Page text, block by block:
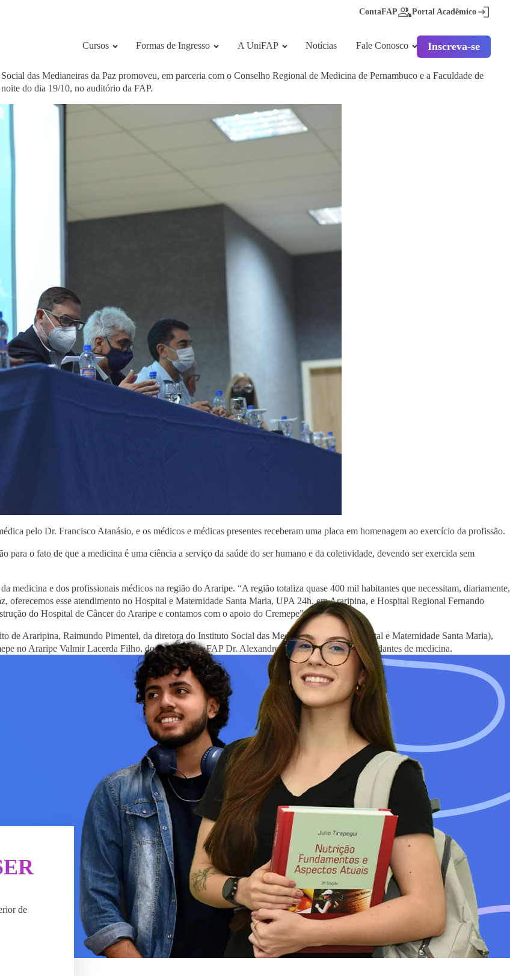
ContaFAP Portal Acadêmico
Cursos Formas de Ingresso A UniFAP Notícias Fale Conosco Inscreva-se
das Medianeiras da Paz promoveu, em parceria com o Conselho Regional de Medicina de Pernambuco e a Faculdade de
do dia 19/10, no auditório da FAP.
pelo Dr. Francisco Atanásio, e os médicos e médicas presentes receberam uma placa em homenagem ao exercício da profissão.
para o fato de que a medicina é uma ciência a serviço da saúde do ser humano e da coletividade, devendo ser exercida sem
medicina e dos profissionais médicos na região do Araripe. “A região totaliza quase 400 mil habitantes que necessitam, diariamente,
oferecemos esse atendimento no Hospital e Maternidade Santa Maria, UPA 24h, em Araripina, e Hospital Regional Fernando
do Hospital de Câncer do Araripe e contamos com o apoio do Cremepe”, destacou.
de Araripina, Raimundo Pimentel, da diretora do Instituto Social das Medianeiras da Paz (Hospital e Maternidade Santa Maria),
no Araripe Valmir Lacerda Filho, do Professor da FAP Dr. Alexandre Lajes e de médicos e estudantes de medicina.
de